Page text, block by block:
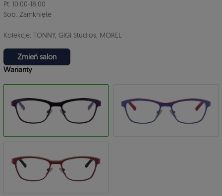
Zmień salon
Pt. 10:00-18:00
Sob. Zamknięte
Kolekcje: TONNY, GIGI Studios, MOREL
Warianty